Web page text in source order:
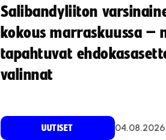
Salibandyliiton
kokous marraskuussa –
tapahtuvat
valinnat
UUTISET 04.08.2026